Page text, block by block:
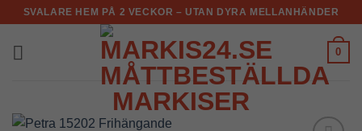
Skip
content
SVALARE HEM PÅ 2 VECKOR – UTAN DYRA MELLANHÄNDER
0